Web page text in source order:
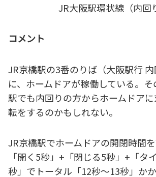
JR大阪駅環状線（内回
コメント
JR京橋駅の3番のりば（大阪駅行
に、ホームドアが稼働している。
駅でも内回りの方からホームドア
転をするのかもしれない。
JR京橋駅でホームドアの開閉時間を
「開く5秒」+「閉じる5秒」+「タ
秒」でトータル「12秒～13秒」かか